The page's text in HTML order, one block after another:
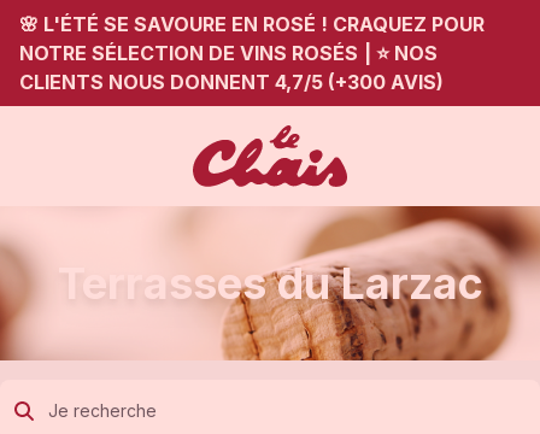
🌸 L'ÉTÉ SE SAVOURE EN ROSÉ ! CRAQUEZ POUR
NOTRE SÉLECTION DE VINS ROSÉS
⭐ NOS
CLIENTS NOUS DONNENT 4,7/5 (+300 AVIS)
Terrasses du Larzac